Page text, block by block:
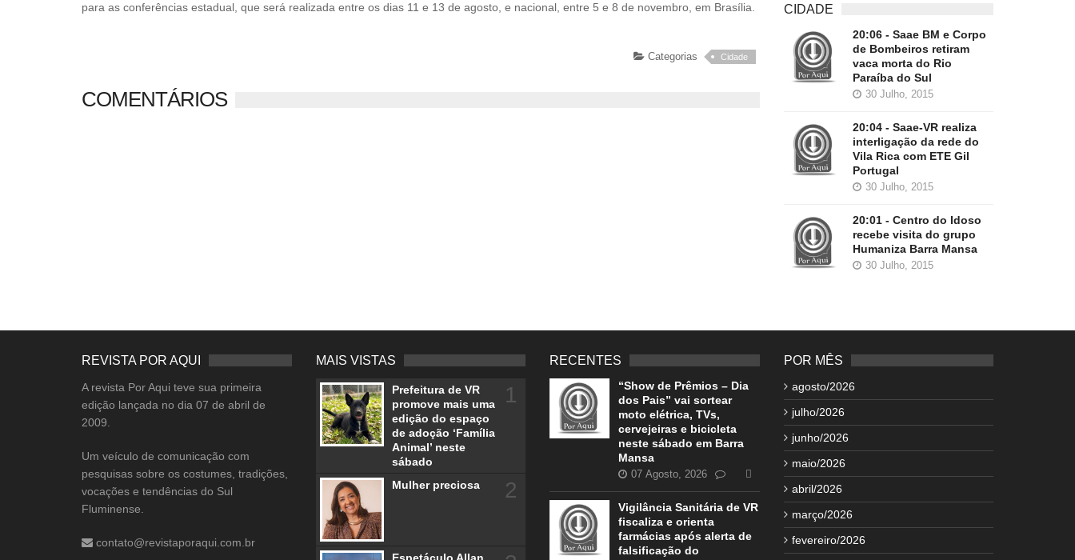
para as conferências estadual, que será realizada entre os dias 11 e 13 de agosto, e nacional, entre 5 e 8 de novembro, em Brasília.
Categorias Cidade
COMENTÁRIOS
CIDADE
20:06 - Saae BM e Corpo
de Bombeiros retiram
vaca morta do Rio
Paraíba do Sul
30 Julho, 2015
20:04 - Saae-VR realiza
interligação da rede do
Vila Rica com ETE Gil
Portugal
30 Julho, 2015
20:01 - Centro do Idoso
recebe visita do grupo
Humaniza Barra Mansa
30 Julho, 2015
REVISTA POR AQUI
A revista Por Aqui teve sua primeira
edição lançada no dia 07 de abril de
2009.
Um veículo de comunicação com
pesquisas sobre os costumes, tradições,
vocações e tendências do Sul
Fluminense.
contato@revistaporaqui.com.br
MAIS VISTAS
Prefeitura de VR
promove mais uma
edição do espaço
de adoção ‘Família
Animal’ neste
sábado
1
Mulher preciosa 2
RECENTES
“Show de Prêmios – Dia
dos Pais” vai sortear
moto elétrica, TVs,
cervejeiras e bicicleta
neste sábado em Barra
Mansa
07 Agosto, 2026
Vigilância Sanitária de VR
fiscaliza e orienta
farmácias após alerta de
falsificação do
POR MÊS
agosto/2026
julho/2026
junho/2026
maio/2026
abril/2026
março/2026
fevereiro/2026